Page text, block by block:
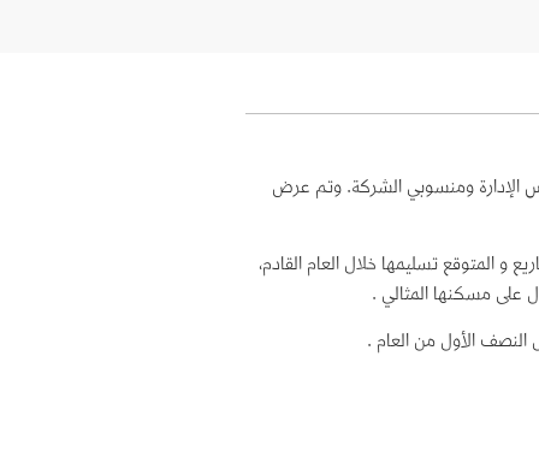
الخبر، بحضور أعضاء مجلس الإدارة ومنسوبي الشركة. وتم عرض
بناء هذه المشاريع و المتوقع تسليمها خلال العام القادم،
على مسكنها المثالي .
النصف الأول من العام .